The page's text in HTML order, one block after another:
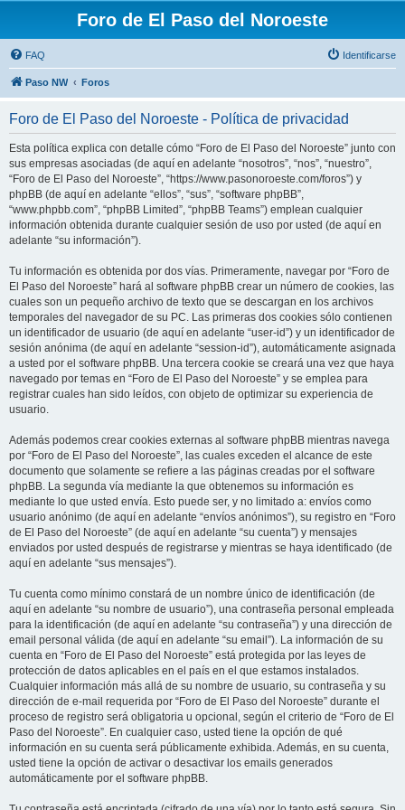
Foro de El Paso del Noroeste
FAQ Identificarse
Paso NW Foros
Foro de El Paso del Noroeste - Política de privacidad
Esta política explica con detalle cómo “Foro de El Paso del Noroeste” junto con
sus empresas asociadas (de aquí en adelante “nosotros”, “nos”, “nuestro”,
“Foro de El Paso del Noroeste”, “https://www.pasonoroeste.com/foros”) y
phpBB (de aquí en adelante “ellos”, “sus”, “software phpBB”,
“www.phpbb.com”, “phpBB Limited”, “phpBB Teams”) emplean cualquier
información obtenida durante cualquier sesión de uso por usted (de aquí en
adelante “su información”).
Tu información es obtenida por dos vías. Primeramente, navegar por “Foro de
El Paso del Noroeste” hará al software phpBB crear un número de cookies, las
cuales son un pequeño archivo de texto que se descargan en los archivos
temporales del navegador de su PC. Las primeras dos cookies sólo contienen
un identificador de usuario (de aquí en adelante “user-id”) y un identificador de
sesión anónima (de aquí en adelante “session-id”), automáticamente asignada
a usted por el software phpBB. Una tercera cookie se creará una vez que haya
navegado por temas en “Foro de El Paso del Noroeste” y se emplea para
registrar cuales han sido leídos, con objeto de optimizar su experiencia de
usuario.
Además podemos crear cookies externas al software phpBB mientras navega
por “Foro de El Paso del Noroeste”, las cuales exceden el alcance de este
documento que solamente se refiere a las páginas creadas por el software
phpBB. La segunda vía mediante la que obtenemos su información es
mediante lo que usted envía. Esto puede ser, y no limitado a: envíos como
usuario anónimo (de aquí en adelante “envíos anónimos”), su registro en “Foro
de El Paso del Noroeste” (de aquí en adelante “su cuenta”) y mensajes
enviados por usted después de registrarse y mientras se haya identificado (de
aquí en adelante “sus mensajes”).
Tu cuenta como mínimo constará de un nombre único de identificación (de
aquí en adelante “su nombre de usuario”), una contraseña personal empleada
para la identificación (de aquí en adelante “su contraseña”) y una dirección de
email personal válida (de aquí en adelante “su email”). La información de su
cuenta en “Foro de El Paso del Noroeste” está protegida por las leyes de
protección de datos aplicables en el país en el que estamos instalados.
Cualquier información más allá de su nombre de usuario, su contraseña y su
dirección de e-mail requerida por “Foro de El Paso del Noroeste” durante el
proceso de registro será obligatoria u opcional, según el criterio de “Foro de El
Paso del Noroeste”. En cualquier caso, usted tiene la opción de qué
información en su cuenta será públicamente exhibida. Además, en su cuenta,
usted tiene la opción de activar o desactivar los emails generados
automáticamente por el software phpBB.